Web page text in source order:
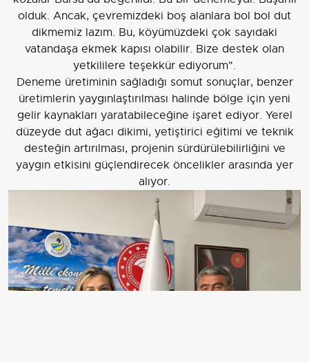
olduk. Ancak, çevremizdeki boş alanlara bol bol dut
dikmemiz lazım. Bu, köyümüzdeki çok sayıdaki
vatandaşa ekmek kapısı olabilir. Bize destek olan
yetkililere teşekkür ediyorum".
Deneme üretiminin sağladığı somut sonuçlar, benzer
üretimlerin yaygınlaştırılması halinde bölge için yeni
gelir kaynakları yaratabileceğine işaret ediyor. Yerel
düzeyde dut ağacı dikimi, yetiştirici eğitimi ve teknik
desteğin artırılması, projenin sürdürülebilirliğini ve
yaygın etkisini güçlendirecek öncelikler arasında yer
alıyor.